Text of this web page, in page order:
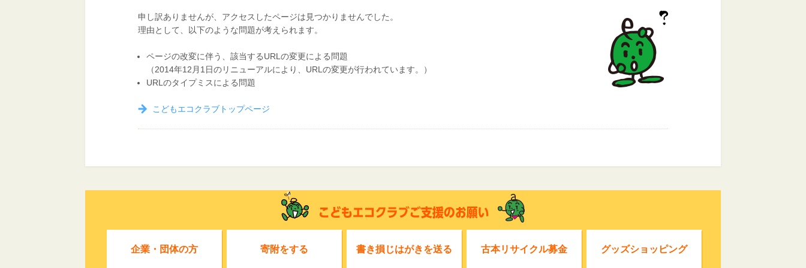
申し訳ありませんが、アクセスしたページは見つかりませんでした。
理由として、以下のような問題が考えられます。
ページの改変に伴う、該当するURLの変更による問題
（2014年12月1日のリニューアルにより、URLの変更が行われています。）
URLのタイプミスによる問題
こどもエコクラブトップページ
企業・団体の方 寄附をする 書き損じはがきを送る 古本リサイクル募金 グッズショッピング